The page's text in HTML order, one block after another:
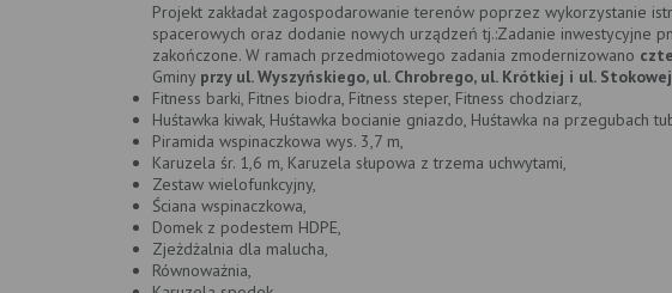
Projekt zakładał zagospodarowanie terenów poprzez wykorzystanie
spacerowych oraz dodanie nowych urządzeń tj.:Zadanie inwestycyjne
zakończone. W ramach przedmiotowego zadania zmodernizowano
Gminy przy ul. Wyszyńskiego, ul. Chrobrego, ul. Krótkiej i ul.
Fitness barki, Fitnes biodra, Fitness steper, Fitness chodziarz,
Huśtawka kiwak, Huśtawka bocianie gniazdo, Huśtawka na przegubach
Piramida wspinaczkowa wys. 3,7 m,
Karuzela śr. 1,6 m, Karuzela słupowa z trzema uchwytami,
Zestaw wielofunkcyjny,
Ściana wspinaczkowa,
Domek z podestem HDPE,
Zjeżdżalnia dla malucha,
Równoważnia,